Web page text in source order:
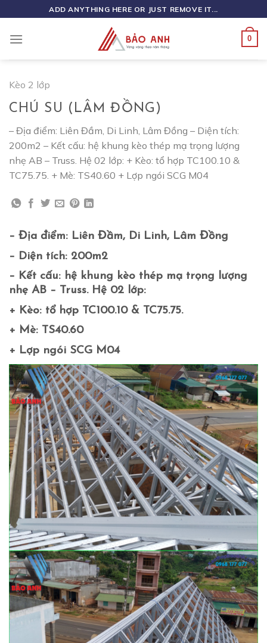
to
content
ADD ANYTHING HERE OR JUST REMOVE IT...
0
Kèo 2 lớp
CHÚ SU (LÂM ĐỒNG)
– Địa điểm: Liên Đầm, Di Linh, Lâm Đồng – Diện tích:
200m2 – Kết cấu: hệ khung kèo thép mạ trọng lượng
nhẹ AB – Truss. Hệ 02 lớp: + Kèo: tổ hợp TC100.10 &
TC75.75. + Mè: TS40.60 + Lợp ngói SCG M04
– Địa điểm: Liên Đầm, Di Linh, Lâm Đồng
– Diện tích: 200m2
– Kết cấu: hệ khung kèo thép mạ trọng lượng
nhẹ AB – Truss. Hệ 02 lớp:
+ Kèo: tổ hợp TC100.10 & TC75.75.
+ Mè: TS40.60
+ Lợp ngói SCG M04